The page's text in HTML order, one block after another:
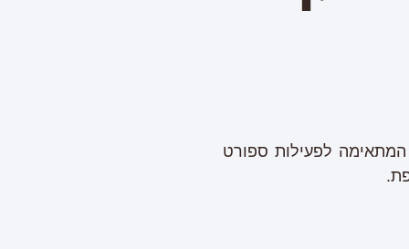
נחשף הדגם החדש מבית הוקה – 'קליפטון 8' הנעל המתאימה לפעילות ספורט